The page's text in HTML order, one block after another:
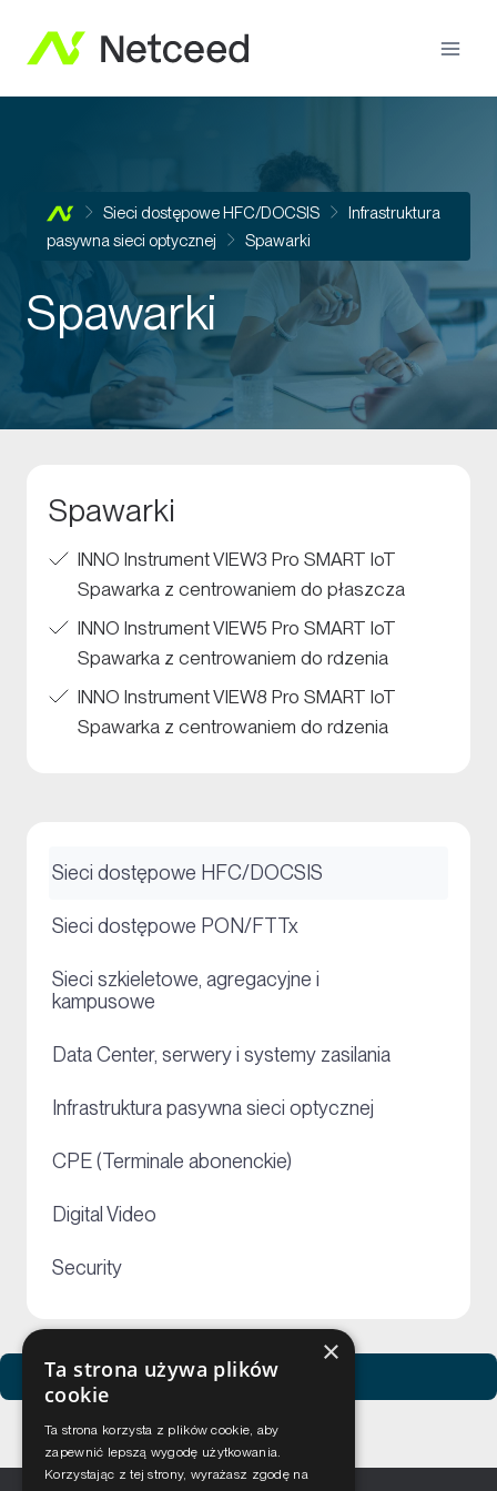
Sieci dostępowe HFC/DOCSIS
Infrastruktura
pasywna sieci optycznej
Spawarki
Spawarki
Spawarki
INNO Instrument VIEW3 Pro SMART IoT
Spawarka z centrowaniem do płaszcza
INNO Instrument VIEW5 Pro SMART IoT
Spawarka z centrowaniem do rdzenia
INNO Instrument VIEW8 Pro SMART IoT
Spawarka z centrowaniem do rdzenia
Sieci dostępowe HFC/DOCSIS
Sieci dostępowe PON/FTTx
Sieci szkieletowe, agregacyjne i
kampusowe
Data Center, serwery i systemy zasilania
Infrastruktura pasywna sieci optycznej
CPE (Terminale abonenckie)
Digital Video
Security
Zobacz usługi Netceed
×
Ta strona używa plików
cookie
Ta strona korzysta z plików cookie, aby
zapewnić lepszą wygodę użytkowania.
Korzystając z tej strony, wyrażasz zgodę na